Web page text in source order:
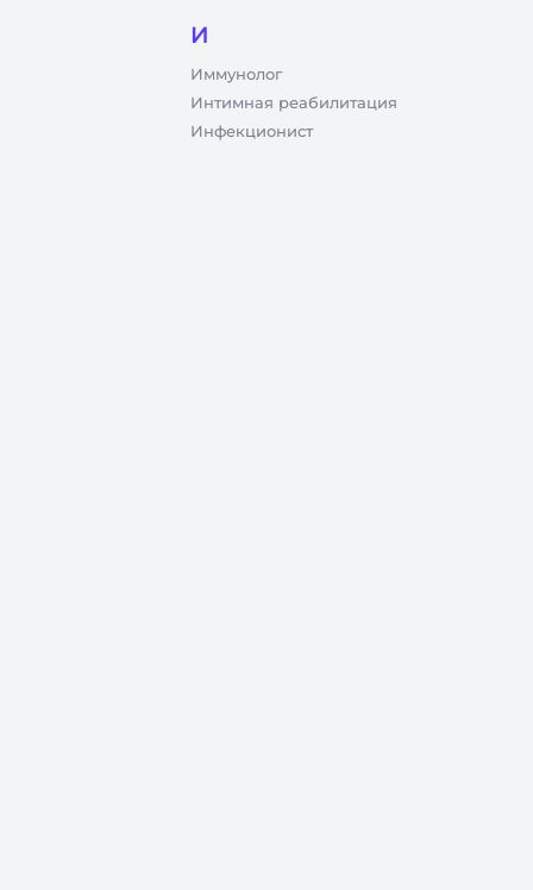
И
Иммунолог
Интимная реабилитация
Инфекционист